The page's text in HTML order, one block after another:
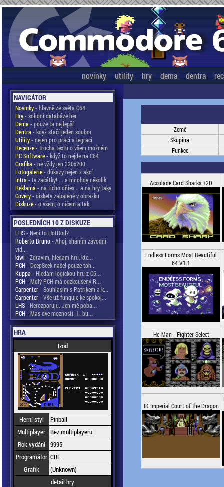
novinky utility hry dema dentra
NAVIGÁTOR
Novinky- hlavně ze světa C64
Hry- solidní databáze her
Dema - pouze ta nejlepší
Dentra - když stačí jeden soubor
Utility- nejen pro práci a legraci
Recenze- trocha textu o všem možném
PC Software- když to nejde na C64
Grafika - ne vždy jen 320x200
Fotogalerie- důkazy nejen z akcí
Intra - ty začátky! ... a mnohdy několik
Reklama - na ticho dňies .. a na hry taky
Covery- diskety zabalené v obrázku
Diskuze- o všem, o ničem a tak
POSLEDNÍCH 10 Z DISKUZE
LHS- Není to HotRod?
Roberto Bruno- Ahoj, sháním závodní
vid...
kiwi - Zdravim, hledam hru, kte...
PCH- DeepSeek našel pouze toh...
Kuppa - Hledám logickou hru z C6...
PCH- Mdlý PCH má odzkoušený R...
Carpenter- Souhlasím s Patrikem a k...
Carpenter- Vše už funguje ke spokoj...
LHS- Nerozporuju. Jen mě poba...
PCH- Mas dve moznosti. 1. bu...
HRA
Izod
Herní styl
Pinball
Multiplayer Bez multiplayeru
Rok vydání 9995
Programátor CRL
Grafik
(Unknown)
detail hry
Země
Skupina
Funkce
Accolade Card Sharks +2D
Endless Forms Most Beautiful
64 V1.1
He-Man - Fighter Select
IK Imperial Court of the Dragon